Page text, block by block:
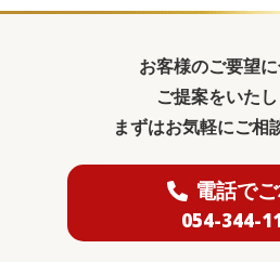
お客様のご要望
ご提案をいたし
まずはお気軽にご相
電話で
054-344-